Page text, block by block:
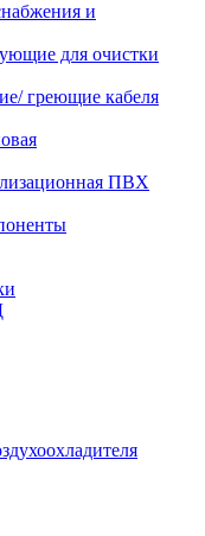
и
для очистки
греющие кабеля
ПВХ